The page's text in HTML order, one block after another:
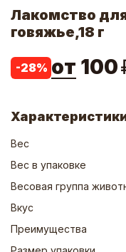
Лакомство
говяжье,18 г
-28% от 100
Вес
Вес в упаковке
Весовая группа
Вкус
Преимущества